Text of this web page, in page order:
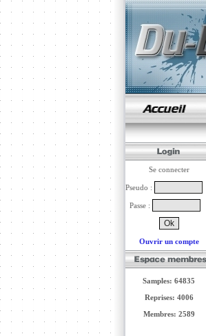
Se connecter
Pseudo :
Passe :
Ouvrir un compte
Samples: 64835
Reprises: 4006
Membres: 2589